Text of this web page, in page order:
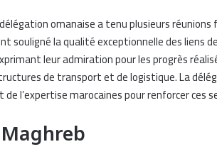
omanaise a tenu plusieurs
souligné la qualité exceptionnelle des liens
leur admiration pour les progrès
de transport et de logistique. La
de l’expertise marocaines pour renforcer ces